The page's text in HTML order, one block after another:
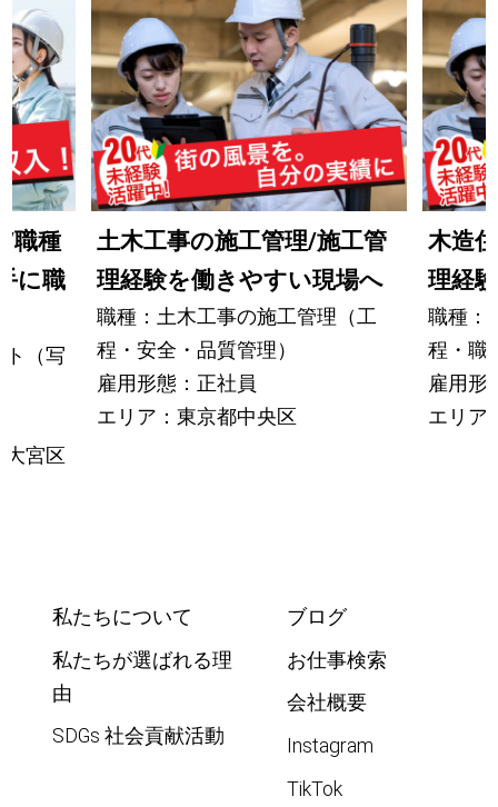
/職種
に職
（写
宮区
土木工事の施工管理/施工管
理経験を働きやすい現場へ
職種：土木工事の施工管理（工
程・安全・品質管理）
雇用形態：正社員
エリア：東京都中央区
木造
理経
職種：
程・職
雇用形
エリア
私たちについて
私たちが選ばれる理
由
SDGs 社会貢献活動
ブログ
お仕事検索
会社概要
Instagram
TikTok